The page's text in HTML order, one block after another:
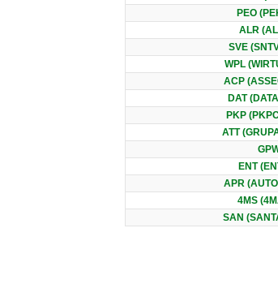
PEO
ALR
SVE
WPL
ACP
DAT
PKP
ATT
ENT
APR
4MS
SAN